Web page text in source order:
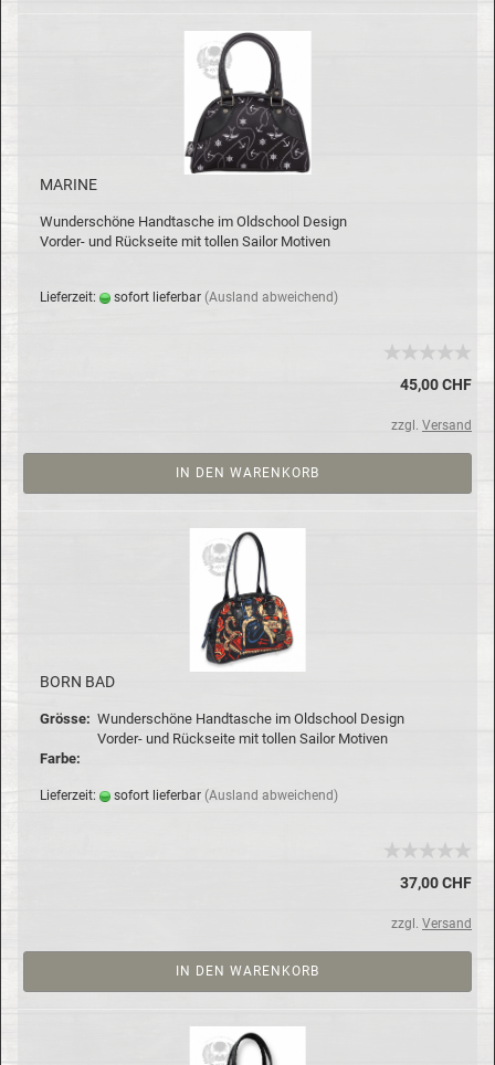
MA­RI­NE
Wun­der­schö­ne Hand­ta­sche im Old­school De­sign
Vorder-​ und Rück­sei­te mit tol­len Sailor Mo­ti­ven
Lie­fer­zeit: so­fort lie­fer­bar (Aus­land ab­wei­chend)
45,00 CHF
zzgl. Versand
IN DEN WARENKORB
BORN BAD
Grös­se: Wun­der­schö­ne Hand­ta­sche im Old­school De­sign
Vorder-​ und Rück­sei­te mit tol­len Sailor Mo­ti­ven
Farbe:
Lie­fer­zeit: so­fort lie­fer­bar (Aus­land ab­wei­chend)
37,00 CHF
zzgl. Versand
IN DEN WARENKORB